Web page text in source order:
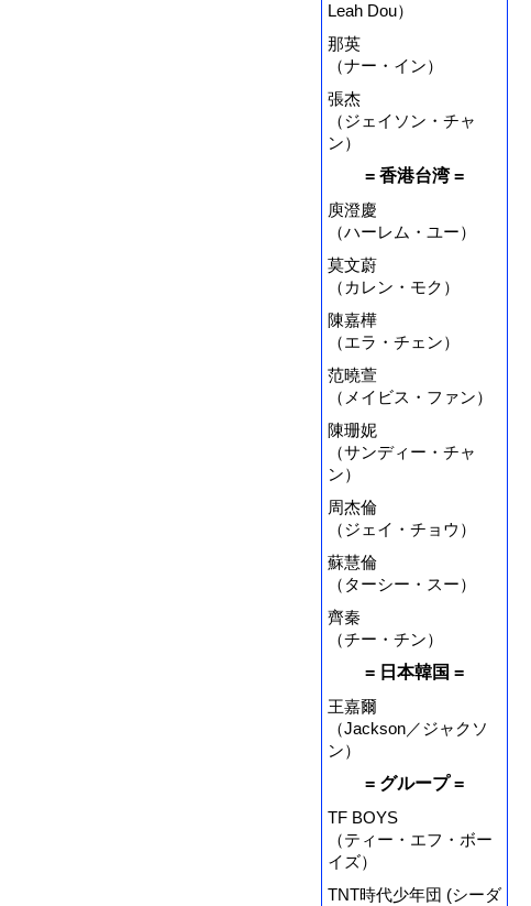
Leah Dou）
那英
（ナー・イン）
張杰
（ジェイソン・チャ
ン）
= 香港台湾 =
庾澄慶
（ハーレム・ユー）
莫文蔚
（カレン・モク）
陳嘉樺
（エラ・チェン）
范曉萱
（メイビス・ファン）
陳珊妮
（サンディー・チャ
ン）
周杰倫
（ジェイ・チョウ）
蘇慧倫
（ターシー・スー）
齊秦
（チー・チン）
= 日本韓国 =
王嘉爾
（Jackson／ジャクソ
ン）
= グループ =
TF BOYS
（ティー・エフ・ボー
イズ）
TNT時代少年団 (シーダ